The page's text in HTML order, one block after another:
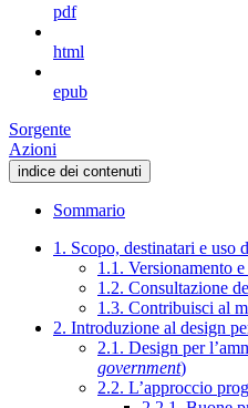
pdf
html
epub
Sorgente
Azioni
indice dei contenuti
Sommario
1. Scopo, destinatari e uso
1.1. Versionamento
1.2. Consultazione
1.3. Contribuisci al
2. Introduzione al design
2.1. Design per
government)
2.2. L’approccio